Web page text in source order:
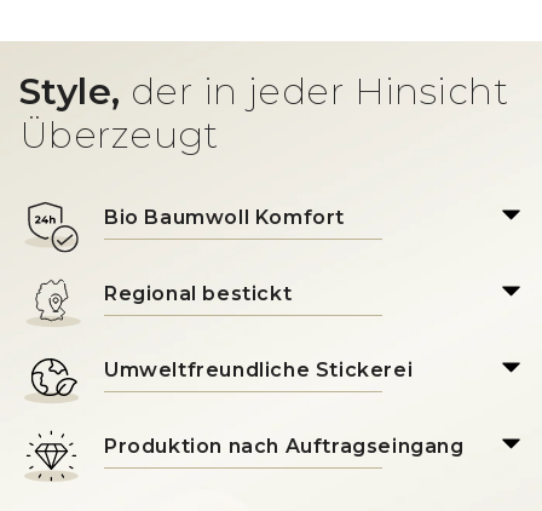
Style, der in jeder Hinsicht
Überzeugt
Bio Baumwoll Komfort
Regional bestickt
Umweltfreundliche Stickerei
Produktion nach Auftragseingang